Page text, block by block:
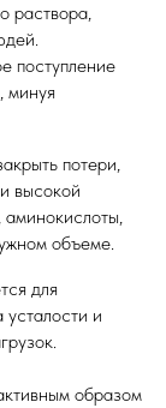
раствора,
поступление
минуя
потери,
высокой
объеме.
для
и
образом